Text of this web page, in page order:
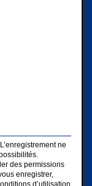
ne
des permissions
enregistrer,
d’utilisation